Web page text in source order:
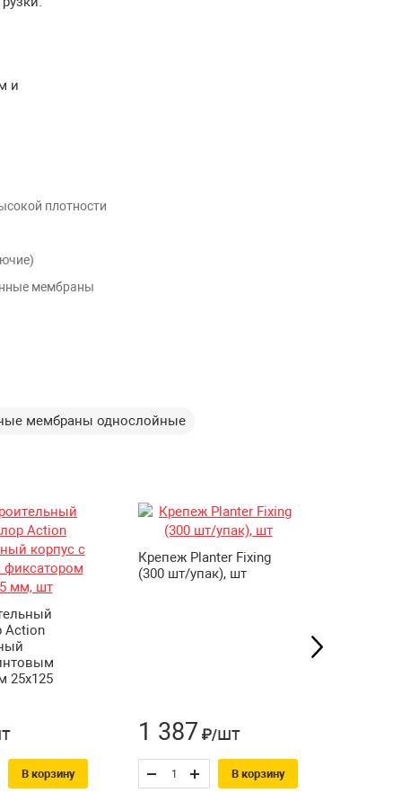
и
плотности
мембраны
мембраны однослойные
Action
25х125
В корзину
Крепеж Planter Fixing
(300 шт/упак), шт
1 387 ₽/шт
В корзину